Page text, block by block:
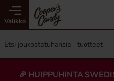
Valikko
🎉 HUIPPUHINTA